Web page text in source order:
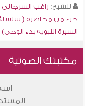
للشيخ: راغب السرجاني
جزء من محاضرة (
السيرة النبوية بدء الوحي)
مكتبتك الصوتية